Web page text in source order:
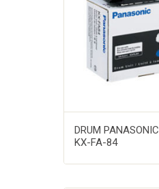
DRUM PANASONIC
KX-FA-84